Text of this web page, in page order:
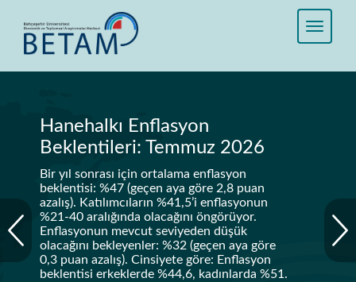
Hanehalkı Enflasyon
Beklentileri: Temmuz 2026
Bir yıl sonrası için ortalama enflasyon
beklentisi: %47 (geçen aya göre 2,8 puan
azalış). Katılımcıların %41,5’i enflasyonun
%21-40 aralığında olacağını öngörüyor.
Enflasyonun mevcut seviyeden düşük
olacağını bekleyenler: %32 (geçen aya göre
0,3 puan azalış). Cinsiyete göre: Enflasyon
beklentisi erkeklerde %44,6, kadınlarda %51.